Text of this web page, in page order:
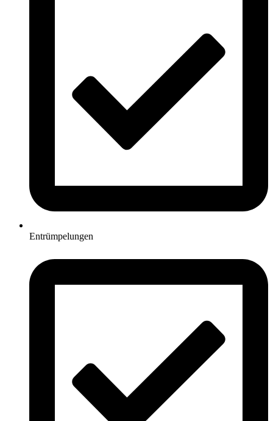
Entrümpelungen